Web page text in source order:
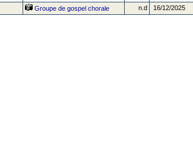
Groupe de gospel chorale n.d 16/12/2025